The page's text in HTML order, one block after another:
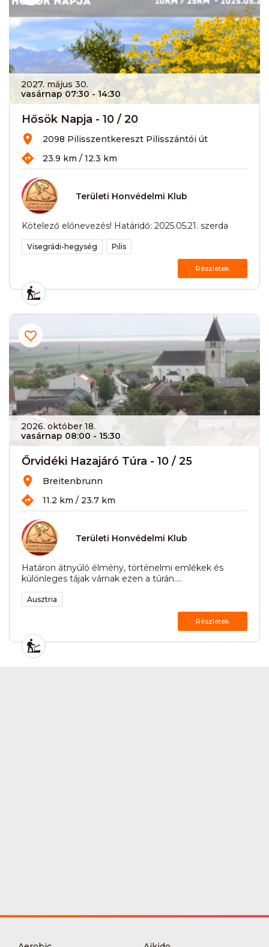
2027. május 30.
vasárnap 07:30 - 14:30
Hősök Napja - 10 / 20
2098 Pilisszentkereszt Pilisszántói út
23.9 km / 12.3 km
Területi Honvédelmi Klub
Kötelező előnevezés! Határidő: 2025.05.21. szerda
Visegrádi-hegység Pilis
Részletek
2026. október 18.
vasárnap 08:00 - 15:30
Őrvidéki Hazajáró Túra - 10 / 25
Breitenbrunn
11.2 km / 23.7 km
Területi Honvédelmi Klub
Határon átnyúló élmény, történelmi emlékek és
különleges tájak várnak ezen a túrán....
Ausztria
Részletek